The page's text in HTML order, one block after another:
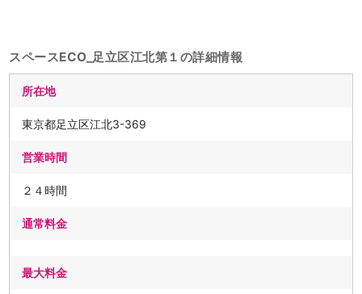
スペースECO_足立区江北第１の詳細情報
所在地
東京都足立区江北3-369
営業時間
２４時間
通常料金
最大料金